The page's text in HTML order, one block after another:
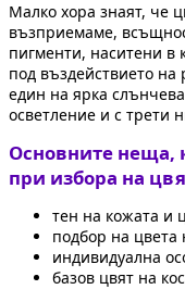
Малко хора знаят, че
възприемаме,
пигменти, наситени в
под въздействието
един на ярка
осветление и с трети
Основните неща,
при избора на
тен на кожата и
подбор на цвета
индивидуална
базов цвят на